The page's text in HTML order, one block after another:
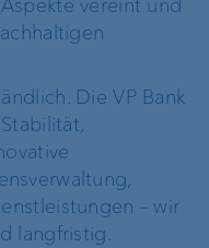
vereint und
Die VP Bank
– wir
langfristig.